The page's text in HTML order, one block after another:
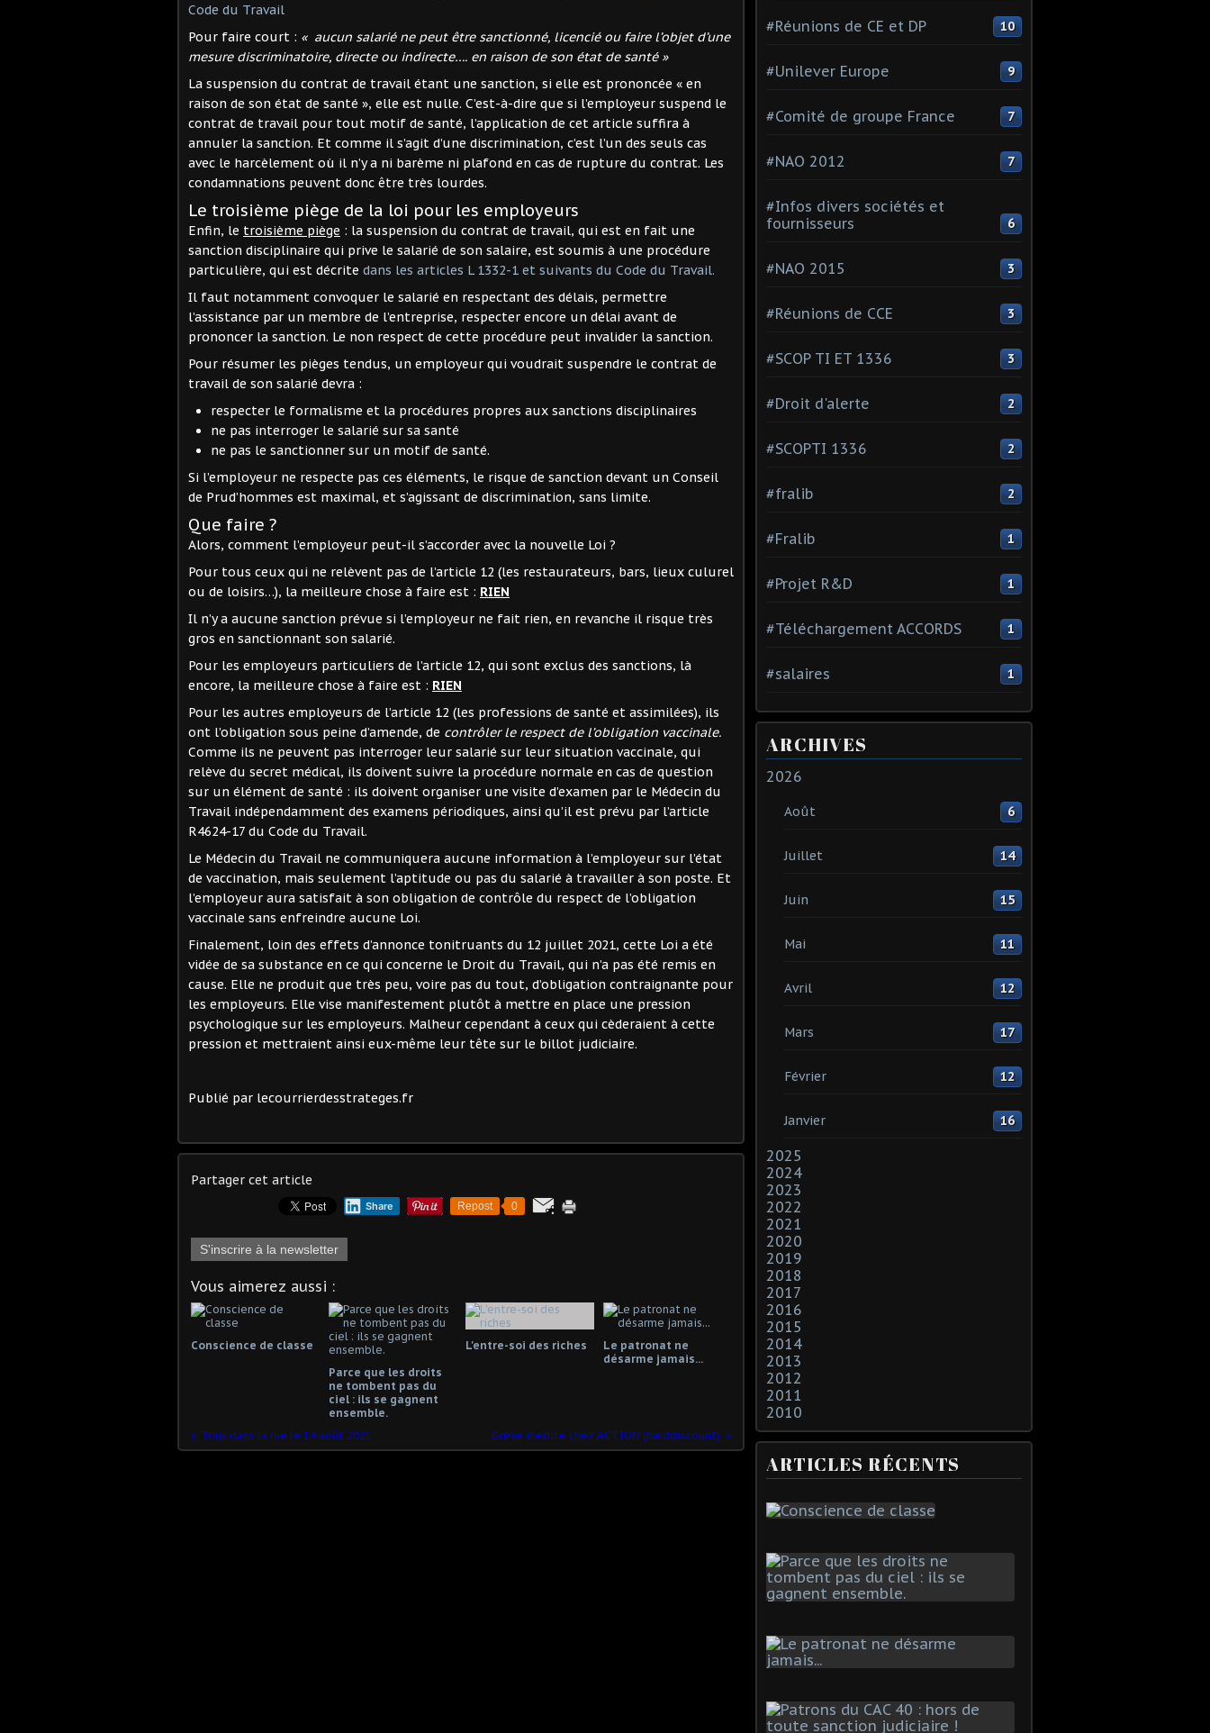
Code du Travail
Pour faire court : « aucun salarié ne peut être sanctionné, licencié ou faire l’objet d’une
mesure discriminatoire, directe ou indirecte…. en raison de son état de santé »
La suspension du contrat de travail étant une sanction, si elle est prononcée « en
raison de son état de santé », elle est nulle. C’est-à-dire que si l’employeur suspend le
contrat de travail pour tout motif de santé, l’application de cet article suffira à
annuler la sanction. Et comme il s’agit d’une discrimination, c’est l’un des seuls cas
avec le harcèlement où il n’y a ni barème ni plafond en cas de rupture du contrat. Les
condamnations peuvent donc être très lourdes.
Le troisième piège de la loi pour les employeurs
Enfin, le troisième piège : la suspension du contrat de travail, qui est en fait une
sanction disciplinaire qui prive le salarié de son salaire, est soumis à une procédure
particulière, qui est décrite dans les articles L 1332-1 et suivants du Code du Travail.
Il faut notamment convoquer le salarié en respectant des délais, permettre
l’assistance par un membre de l’entreprise, respecter encore un délai avant de
prononcer la sanction. Le non respect de cette procédure peut invalider la sanction.
Pour résumer les pièges tendus, un employeur qui voudrait suspendre le contrat de
travail de son salarié devra :
respecter le formalisme et la procédures propres aux sanctions disciplinaires
ne pas interroger le salarié sur sa santé
ne pas le sanctionner sur un motif de santé.
Si l’employeur ne respecte pas ces éléments, le risque de sanction devant un Conseil
de Prud’hommes est maximal, et s’agissant de discrimination, sans limite.
Que faire ?
Alors, comment l’employeur peut-il s’accorder avec la nouvelle Loi ?
Pour tous ceux qui ne relèvent pas de l’article 12 (les restaurateurs, bars, lieux culurel
ou de loisirs…), la meilleure chose à faire est : RIEN
Il n’y a aucune sanction prévue si l’employeur ne fait rien, en revanche il risque très
gros en sanctionnant son salarié.
Pour les employeurs particuliers de l’article 12, qui sont exclus des sanctions, là
encore, la meilleure chose à faire est : RIEN
Pour les autres employeurs de l’article 12 (les professions de santé et assimilées), ils
ont l’obligation sous peine d’amende, de contrôler le respect de l’obligation vaccinale.
Comme ils ne peuvent pas interroger leur salarié sur leur situation vaccinale, qui
relève du secret médical, ils doivent suivre la procédure normale en cas de question
sur un élément de santé : ils doivent organiser une visite d’examen par le Médecin du
Travail indépendamment des examens périodiques, ainsi qu’il est prévu par l’article
R4624-17 du Code du Travail.
Le Médecin du Travail ne communiquera aucune information à l’employeur sur l’état
de vaccination, mais seulement l’aptitude ou pas du salarié à travailler à son poste. Et
l’employeur aura satisfait à son obligation de contrôle du respect de l’obligation
vaccinale sans enfreindre aucune Loi.
Finalement, loin des effets d’annonce tonitruants du 12 juillet 2021, cette Loi a été
vidée de sa substance en ce qui concerne le Droit du Travail, qui n’a pas été remis en
cause. Elle ne produit que très peu, voire pas du tout, d’obligation contraignante pour
les employeurs. Elle vise manifestement plutôt à mettre en place une pression
psychologique sur les employeurs. Malheur cependant à ceux qui cèderaient à cette
pression et mettraient ainsi eux-même leur tête sur le billot judiciaire.
Publié par lecourrierdesstrateges.fr
Partager cet article
Share Repost 0
S'inscrire à la newsletter
Vous aimerez aussi :
Conscience de classe
Parce que les droits
ne tombent pas du
ciel : ils se gagnent
ensemble.
L'entre-soi des riches
Le patronat ne
désarme jamais...
Tous dans la rue le 14 août 2021 Grève inédite chez ACTION (harddiscount)
#Réunions de CE et DP 10
#Unilever Europe 9
#Comité de groupe France 7
#NAO 2012 7
#Infos divers sociétés et
fournisseurs
6
#NAO 2015 3
#Réunions de CCE 3
#SCOP TI ET 1336 3
#Droit d'alerte 2
#SCOPTI 1336 2
#fralib 2
#Fralib 1
#Projet R&D 1
#Téléchargement ACCORDS 1
#salaires 1
ARCHIVES
2026
Août 6
Juillet 14
Juin 15
Mai 11
Avril 12
Mars 17
Février 12
Janvier 16
2025
2024
2023
2022
2021
2020
2019
2018
2017
2016
2015
2014
2013
2012
2011
2010
ARTICLES RÉCENTS